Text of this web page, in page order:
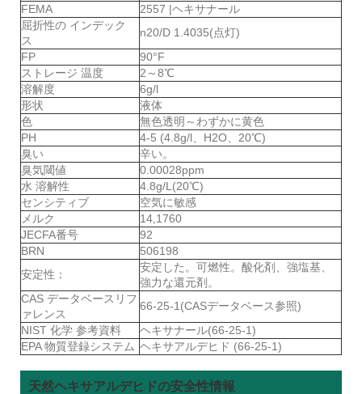
FEMA
2557 |ヘキサナール
屈折性の インデック
ス
n20/D 1.4035(点灯)
FP
90°F
ストレージ 温度
2～8℃
溶解度
6g/l
形状
液体
色
無色透明～わずかに黄色
PH
4-5 (4.8g/l、H2O、20℃)
臭い
辛い。
臭気閾値
0.00028ppm
水 溶解性
4.8g/L(20℃)
センシティブ
空気に敏感
メルク
14,1760
JECFA番号
92
BRN
506198
安定性：
安定した。可燃性。酸化剤、強塩基、
強力な還元剤。
CAS データベースリフ
ァレンス
66-25-1(CASデータベース参照)
NIST 化学 参考資料
ヘキサナール(66-25-1)
EPA 物質登録システム ヘキサアルデヒド (66-25-1)
天然ヘキサアルデヒドの安全性情報